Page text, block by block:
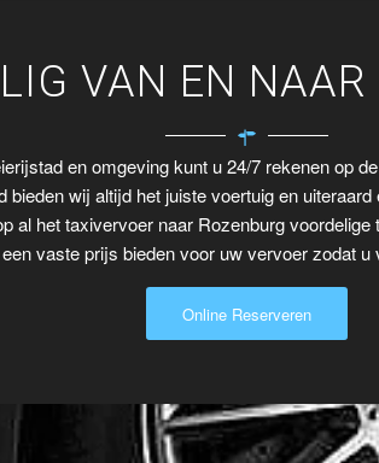
VAN EN NAAR
en omgeving kunt u 24/7 rekenen op de
bieden wij altijd het juiste voertuig en
al het taxivervoer naar Rozenburg voordelige
vaste prijs bieden voor uw vervoer zodat
Online Reserveren